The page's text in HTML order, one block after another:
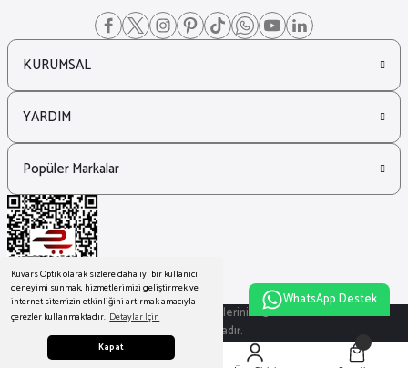
Kuvars Optik olarak sizlere daha iyi bir kullanıcı
deneyimi sunmak, hizmetlerimizi geliştirmek ve
internet sitemizin etkinliğini artırmak amacıyla
çerezler kullanmaktadır. Detaylar İçin
Kapat
KURUMSAL
YARDIM
Popüler Markalar
© Tüm Hakları Saklıdır. Kredi kartı bilgileriniz 256bit SSL sertifikası ile
korunmaktadır.
WhatsApp Destek
ile